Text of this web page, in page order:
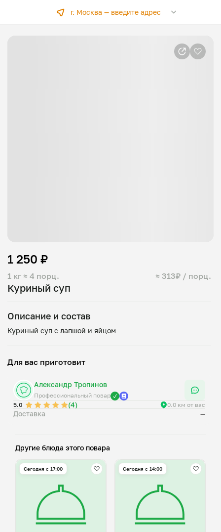
г. Москва —введите адрес
Куриный суп
1 кг ≈ 4 порц. ≈ 313₽ / порц.
1 250 ₽
Описание и состав
Для вас приготовит
Александр Тропинов
Профессиональный повар
5.0
(4) 0.0 км от вас
Доставка —
Другие блюда этого повара
Сегодня с 17:00 Сегодня с 14:00